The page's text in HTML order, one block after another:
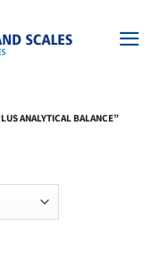
ANALYTICAL BALANCE”